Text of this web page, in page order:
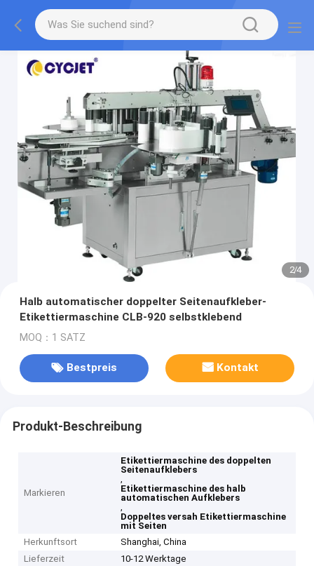
2/4
Halb automatischer doppelter Seitenaufkleber-
Etikettiermaschine CLB-920 selbstklebend
MOQ：1 SATZ
Bestpreis Kontakt
Produkt-Beschreibung
Markieren
Etikettiermaschine des doppelten
Seitenaufklebers
,
Etikettiermaschine des halb
automatischen Aufklebers
,
Doppeltes versah Etikettiermaschine
mit Seiten
Herkunftsort
Shanghai, China
Lieferzeit
10-12 Werktage